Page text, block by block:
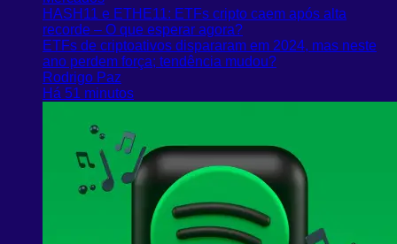
HASH11 e ETHE11: ETFs cripto caem após alta
recorde – O que esperar agora?
ETFs de criptoativos dispararam em 2024, mas neste
ano perdem força; tendência mudou?
Rodrigo Paz
Há 51 minutos